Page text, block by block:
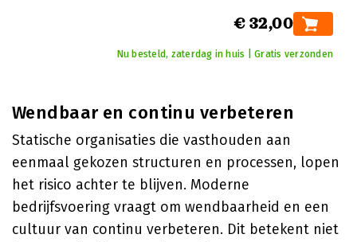
€ 32,00
Nu besteld, zaterdag in huis | Gratis verzonden
Wendbaar en continu verbeteren
Statische organisaties die vasthouden aan
eenmaal gekozen structuren en processen, lopen
het risico achter te blijven. Moderne
bedrijfsvoering vraagt om wendbaarheid en een
cultuur van continu verbeteren. Dit betekent niet